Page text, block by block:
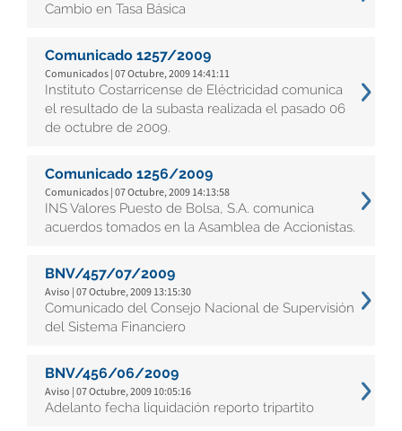
Cambio en Tasa Básica
Comunicado 1257/2009
Comunicados | 07 Octubre, 2009 14:41:11
Instituto Costarricense de Eléctricidad comunica
el resultado de la subasta realizada el pasado 06
de octubre de 2009.
Comunicado 1256/2009
Comunicados | 07 Octubre, 2009 14:13:58
INS Valores Puesto de Bolsa, S.A. comunica
acuerdos tomados en la Asamblea de Accionistas.
BNV/457/07/2009
Aviso | 07 Octubre, 2009 13:15:30
Comunicado del Consejo Nacional de Supervisión
del Sistema Financiero
BNV/456/06/2009
Aviso | 07 Octubre, 2009 10:05:16
Adelanto fecha liquidación reporto tripartito